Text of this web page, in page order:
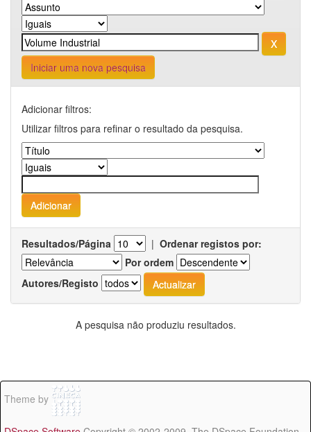
Iniciar uma nova pesquisa
Adicionar filtros:
Utilizar filtros para refinar o resultado da pesquisa.
Resultados/Página | Ordenar registos por:
Por ordem
Autores/Registo
A pesquisa não produziu resultados.
Theme by